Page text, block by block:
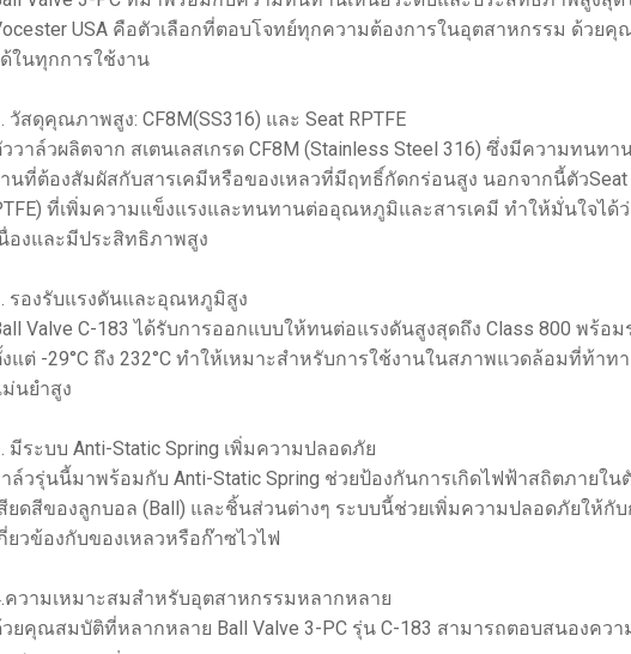
USA คือตัวเลือกที่ตอบโจทย์ทุกความต้องการในอุตสาหกรรม ด้วย
ในทุกการใช้งาน
วัสดุคุณภาพสูง: CF8M(SS316) และ Seat RPTFE
วาล์วผลิตจาก สเตนเลสเกรด CF8M (Stainless Steel 316) ซึ่งมีความทนท
นที่ต้องสัมผัสกับสารเคมีหรือของเหลวที่มีฤทธิ์กัดกร่อนสูง นอกจากนี้ตัวSeat
ที่เพิ่มความแข็งแรงและทนทานต่ออุณหภูมิและสารเคมี ทำให้มั่นใจได้
องและมีประสิทธิภาพสูง
รองรับแรงดันและอุณหภูมิสูง
Valve C-183 ได้รับการออกแบบให้ทนต่อแรงดันสูงสุดถึง Class 800 พร้
แต่ -29°C ถึง 232°C ทำให้เหมาะสำหรับการใช้งานในสภาพแวดล้อมที่ท้า
นยำสูง
มีระบบ Anti-Static Spring เพิ่มความปลอดภัย
ล์วรุ่นนี้มาพร้อมกับ Anti-Static Spring ช่วยป้องกันการเกิดไฟฟ้าสถิตภายใน
ยดสีของลูกบอล (Ball) และชิ้นส่วนต่างๆ ระบบนี้ช่วยเพิ่มความปลอดภัยให้กั
ยวข้องกับของเหลวหรือก๊าซไวไฟ
ความเหมาะสมสำหรับอุตสาหกรรมหลากหลาย
ยคุณสมบัติที่หลากหลาย Ball Valve 3-PC รุ่น C-183 สามารถตอบสนองคว